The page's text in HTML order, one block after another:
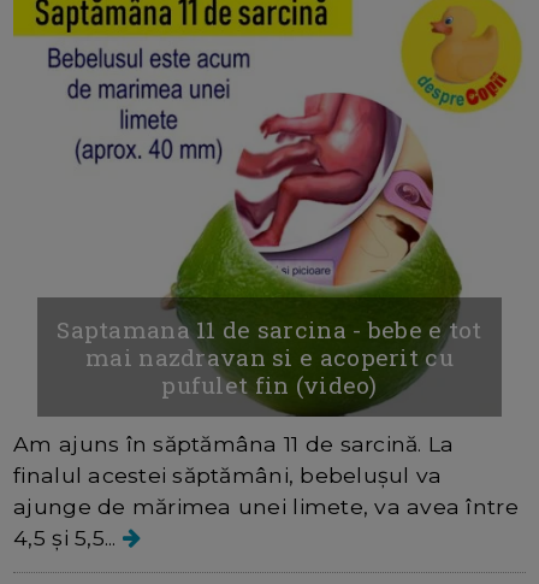
Saptamana 11 de sarcina - bebe e tot
mai nazdravan si e acoperit cu
pufulet fin (video)
Am ajuns în săptămâna 11 de sarcină. La
finalul acestei săptămâni, bebelușul va
ajunge de mărimea unei limete, va avea între
4,5 și 5,5...